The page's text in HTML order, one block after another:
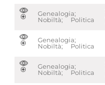
Genealogia;
Nobiltà; Politica
Genealogia;
Nobiltà; Politica
Genealogia;
Nobiltà; Politica